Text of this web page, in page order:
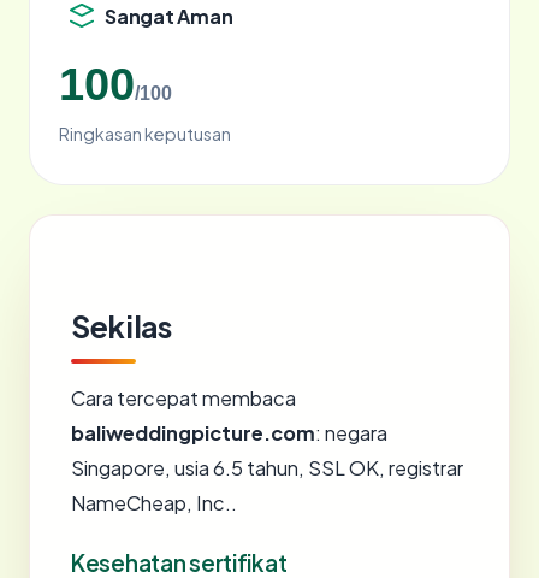
Sangat Aman
100/100
Ringkasan keputusan
Sekilas
Cara tercepat membaca
baliweddingpicture.com: negara
Singapore, usia 6.5 tahun, SSL OK, registrar
NameCheap, Inc..
Kesehatan sertifikat